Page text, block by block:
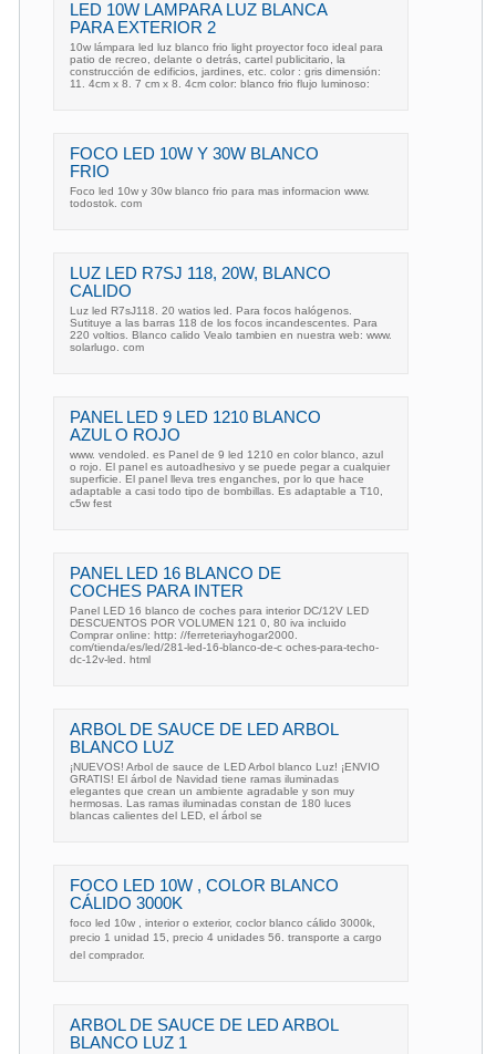
LED 10W LAMPARA LUZ BLANCA
PARA EXTERIOR 2
10w lámpara led luz blanco frio light proyector foco ideal para
patio de recreo, delante o detrás, cartel publicitario, la
construcción de edificios, jardines, etc. color : gris dimensión:
11. 4cm x 8. 7 cm x 8. 4cm color: blanco frio flujo luminoso:
FOCO LED 10W Y 30W BLANCO
FRIO
Foco led 10w y 30w blanco frio para mas informacion www.
todostok. com
LUZ LED R7SJ 118, 20W, BLANCO
CALIDO
Luz led R7sJ118. 20 watios led. Para focos halógenos.
Sutituye a las barras 118 de los focos incandescentes. Para
220 voltios. Blanco calido Vealo tambien en nuestra web: www.
solarlugo. com
PANEL LED 9 LED 1210 BLANCO
AZUL O ROJO
www. vendoled. es Panel de 9 led 1210 en color blanco, azul
o rojo. El panel es autoadhesivo y se puede pegar a cualquier
superficie. El panel lleva tres enganches, por lo que hace
adaptable a casi todo tipo de bombillas. Es adaptable a T10,
c5w fest
PANEL LED 16 BLANCO DE
COCHES PARA INTER
Panel LED 16 blanco de coches para interior DC/12V LED
DESCUENTOS POR VOLUMEN 121 0, 80 iva incluido
Comprar online: http: //ferreteriayhogar2000.
com/tienda/es/led/281-led-16-blanco-de-c oches-para-techo-
dc-12v-led. html
ARBOL DE SAUCE DE LED ARBOL
BLANCO LUZ
¡NUEVOS! Arbol de sauce de LED Arbol blanco Luz! ¡ENVIO
GRATIS! El árbol de Navidad tiene ramas iluminadas
elegantes que crean un ambiente agradable y son muy
hermosas. Las ramas iluminadas constan de 180 luces
blancas calientes del LED, el árbol se
FOCO LED 10W , COLOR BLANCO
CÁLIDO 3000K
foco led 10w , interior o exterior, coclor blanco cálido 3000k,
precio 1 unidad 15, precio 4 unidades 56. transporte a cargo
del comprador.
ARBOL DE SAUCE DE LED ARBOL
BLANCO LUZ 1